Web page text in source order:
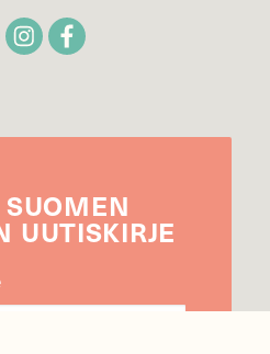
SUOMEN
UUTIS­KIRJE